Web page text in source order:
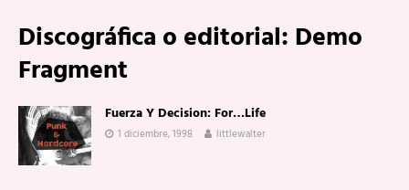
Discográfica o editorial: Demo
Fragment
Fuerza Y Decision: For…Life
1 diciembre, 1998 littlewalter